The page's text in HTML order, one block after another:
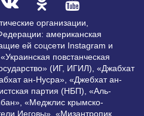
организации,
американская
ей соцсети Instagram и
повстанческая
(ИГ, ИГИЛ), «Джабхат
ан-Нусра», «Джебхат ан-
партия (НБП), «Аль-
«Меджлис крымско-
Иеговы», «Мизантропик